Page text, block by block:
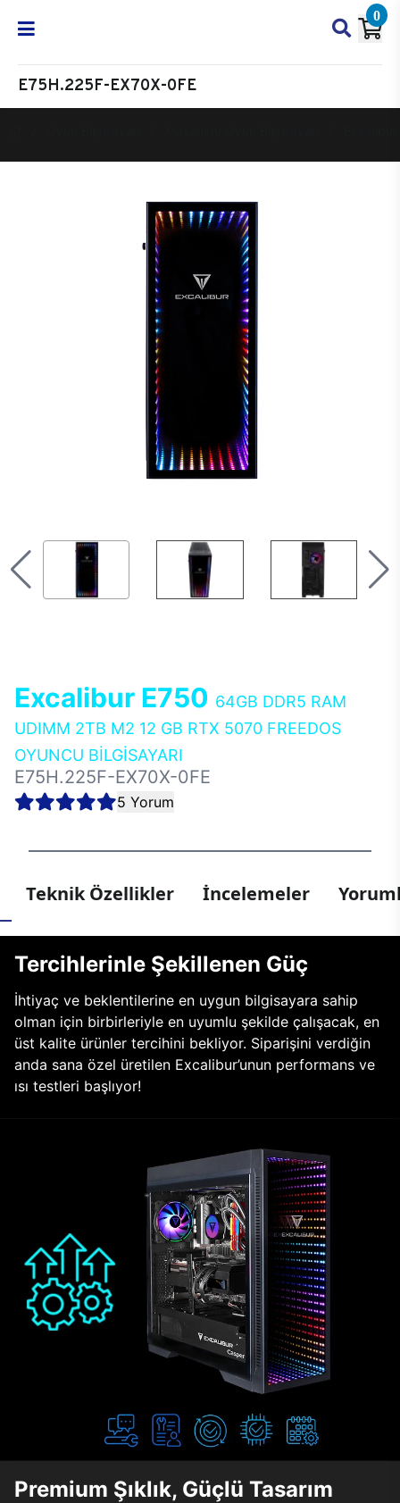
0
E75H.225F-EX70X-0FE
Excalibur E750 64GB DDR5 RAM
UDIMM 2TB M2 12 GB RTX 5070 FREEDOS
OYUNCU BİLGİSAYARI
E75H.225F-EX70X-0FE
5 Yorum
Teknik Özellikler İncelemeler
Tercihlerinle Şekillenen Güç
İhtiyaç ve beklentilerine en uygun bilgisayara sahip
olman için birbirleriyle en uyumlu şekilde çalışacak, en
üst kalite ürünler tercihini bekliyor. Siparişini verdiğin
anda sana özel üretilen Excalibur’unun performans ve
ısı testleri başlıyor!
Premium Şıklık, Güçlü Tasarım